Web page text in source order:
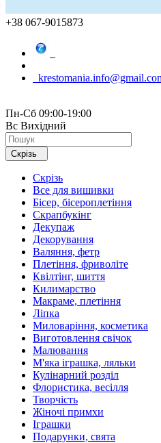
+38 067-9015873
Пн-Сб 09:00-19:00
Вс Вихідний
Скрізь
Скрізь
Все для вишивки
Бісер, бісероплетіння
Скрапбукінг
Декупаж
Декорування
Валяння, фетр
Плетіння, фриволіте
Квілтінг, шиття
Килимарство
Макраме, плетіння
Ліпка
Миловаріння, косметика
Виготовлення свічок
Малювання
М'яка іграшка, ляльки
Кулінарний розділ
Флористика, весілля
Творчість
Жіночі примхи
Іграшки
Подарунки, свята